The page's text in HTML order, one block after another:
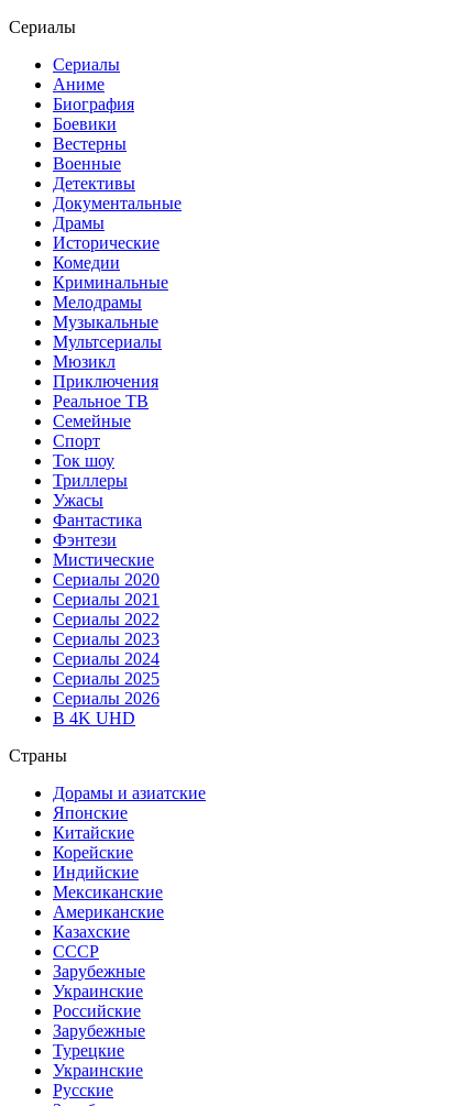
Сериалы
Сериалы
Аниме
Биография
Боевики
Вестерны
Военные
Детективы
Документальные
Драмы
Исторические
Комедии
Криминальные
Мелодрамы
Музыкальные
Мультсериалы
Мюзикл
Приключения
Реальное ТВ
Семейные
Спорт
Ток шоу
Триллеры
Ужасы
Фантастика
Фэнтези
Мистические
Сериалы 2020
Сериалы 2021
Сериалы 2022
Сериалы 2023
Сериалы 2024
Сериалы 2025
Сериалы 2026
В 4K UHD
Страны
Дорамы и азиатские
Японские
Китайские
Корейские
Индийские
Мексиканские
Американские
Казахские
СССР
Зарубежные
Украинские
Российские
Зарубежные
Турецкие
Украинские
Русские